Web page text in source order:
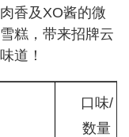
香及XO酱的微
糕，带来招牌云
道！
口味/
数量